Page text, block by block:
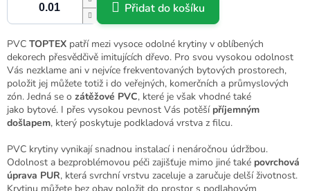
Přidat do košíku
PVC TOPTEX patří mezi vysoce odolné krytiny v oblíbených
dekorech přesvědčivě imitujících dřevo. Pro svou vysokou odolnost
Vás nezklame ani v nejvíce frekventovaných bytových prostorech,
položit jej můžete totiž i do veřejných, komerčních a průmyslových
zón. Jedná se o zátěžové PVC, které je však vhodné také
jako bytové. I přes vysokou pevnost Vás potěší příjemným
došlapem, který poskytuje podkladová vrstva z filcu.
PVC krytiny vynikají snadnou instalací i nenáročnou údržbou.
Odolnost a bezproblémovou péči zajišťuje mimo jiné také povrchová
úprava PUR, která svrchní vrstvu zaceluje a zaručuje delší životnost.